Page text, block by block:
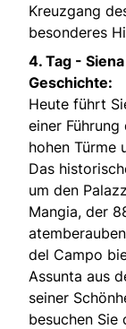
Kreuzgang
besonderes
4. Tag -
Geschichte:
Heute führt
einer
hohen Türme
Das
um den
Mangia, der
del Campo
Assunta aus
seiner
besuchen Sie